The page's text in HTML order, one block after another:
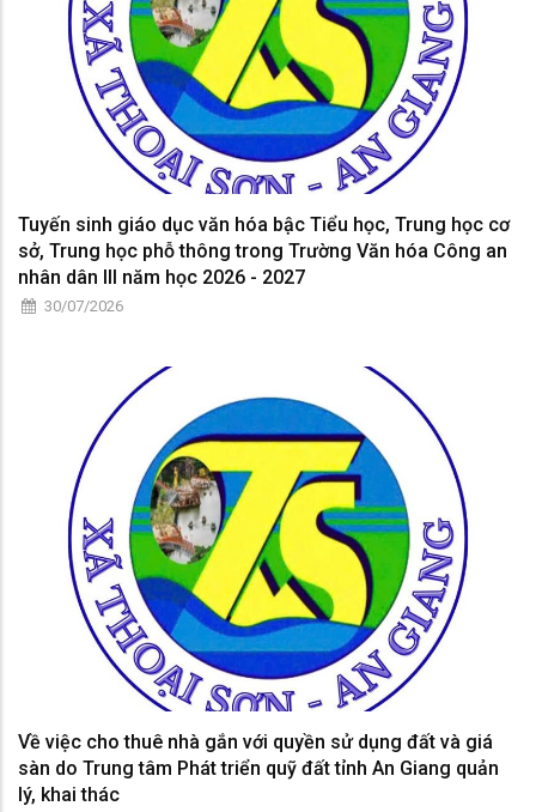
Tuyến sinh giáo dục văn hóa bậc Tiểu học, Trung học cơ
sở, Trung học phỗ thông trong Trường Văn hóa Công an
nhân dân III năm học 2026 - 2027
30/07/2026
Về việc cho thuê nhà gắn với quyền sử dụng đất và giá
sàn do Trung tâm Phát triển quỹ đất tỉnh An Giang quản
lý, khai thác